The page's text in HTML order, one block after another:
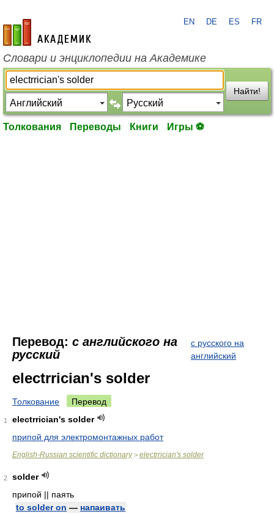
academic.ru
EN DE ES FR
Словари и энциклопедии на Академике
Найти!
Толкования Переводы Книги Игры ⚽
Перевод: с английского на
русский
с русского на
английский
electrrician's solder
Толкование Перевод
1
electrrician's solder
припой для электромонтажных работ
English-Russian scientific dictionary> electrrician's solder
2
solder
припой || паять
to solder on — напаивать